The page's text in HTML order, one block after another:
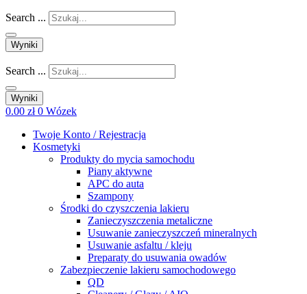
Search ...
Wyniki
Search ...
Wyniki
0.00 zł 0 Wózek
Twoje Konto / Rejestracja
Kosmetyki
Produkty do mycia samochodu
Piany aktywne
APC do auta
Szampony
Środki do czyszczenia lakieru
Zanieczyszczenia metaliczne
Usuwanie zanieczyszczeń mineralnych
Usuwanie asfaltu / kleju
Preparaty do usuwania owadów
Zabezpieczenie lakieru samochodowego
QD